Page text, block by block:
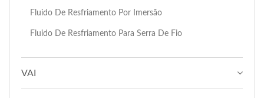
Fluido De Resfriamento Por Imersão
Fluido De Resfriamento Para Serra De Fio
VAI